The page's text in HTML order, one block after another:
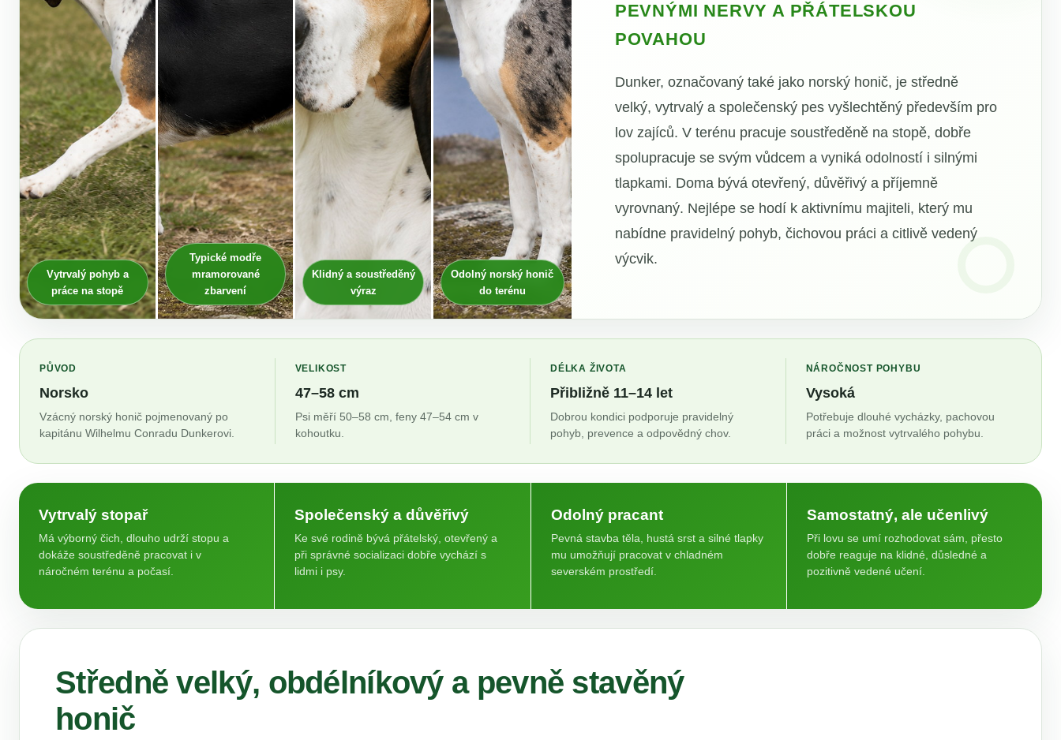
Vytrvalý pohyb a
práce na stopě
Typické modře
mramorované
zbarvení
Klidný a soustředěný
výraz
Odolný norský honič
do terénu
PEVNÝMI NERVY A PŘÁTELSKOU
POVAHOU
Dunker, označovaný také jako norský honič, je středně
velký, vytrvalý a společenský pes vyšlechtěný především pro
lov zajíců. V terénu pracuje soustředěně na stopě, dobře
spolupracuje se svým vůdcem a vyniká odolností i silnými
tlapkami. Doma bývá otevřený, důvěřivý a příjemně
vyrovnaný. Nejlépe se hodí k aktivnímu majiteli, který mu
nabídne pravidelný pohyb, čichovou práci a citlivě vedený
výcvik.
PŮVOD
Norsko
Vzácný norský honič pojmenovaný po
kapitánu Wilhelmu Conradu Dunkerovi.
VELIKOST
47–58 cm
Psi měří 50–58 cm, feny 47–54 cm v
kohoutku.
DÉLKA ŽIVOTA
Přibližně 11–14 let
Dobrou kondici podporuje pravidelný
pohyb, prevence a odpovědný chov.
NÁROČNOST POHYBU
Vysoká
Potřebuje dlouhé vycházky, pachovou
práci a možnost vytrvalého pohybu.
Vytrvalý stopař
Má výborný čich, dlouho udrží stopu a
dokáže soustředěně pracovat i v
náročném terénu a počasí.
Společenský a důvěřivý
Ke své rodině bývá přátelský, otevřený a
při správné socializaci dobře vychází s
lidmi i psy.
Odolný pracant
Pevná stavba těla, hustá srst a silné tlapky
mu umožňují pracovat v chladném
severském prostředí.
Samostatný, ale učenlivý
Při lovu se umí rozhodovat sám, přesto
dobře reaguje na klidné, důsledné a
pozitivně vedené učení.
Středně velký, obdélníkový a pevně stavěný
honič